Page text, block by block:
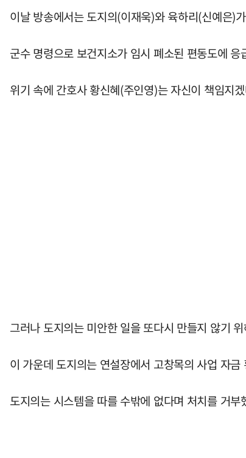
이날 방송에서는 도지의(이재욱)와 육하리(신예은)
군수 명령으로 보건지소가 임시 폐소된 편동도에
위기 속에 간호사 황신혜(주인영)는 자신이 책임지
그러나 도지의는 미안한 일을 또다시 만들지 않기
이 가운데 도지의는 연설장에서 고창목의 사업 자
도지의는 시스템을 따를 수밖에 없다며 처치를 거